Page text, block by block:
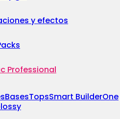
y efectos
Professional
BasesTopsSmart BuilderOne